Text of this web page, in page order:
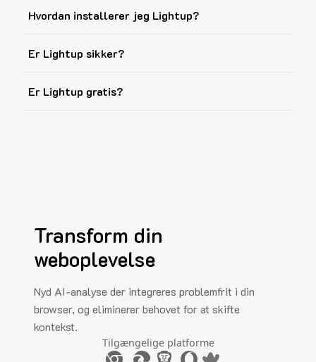
Hvordan installerer jeg Lightup?
Er Lightup sikker?
Er Lightup gratis?
Transform din
weboplevelse
Nyd AI-analyse der integreres problemfrit i din
browser, og eliminerer behovet for at skifte
kontekst.
Tilgængelige platforme